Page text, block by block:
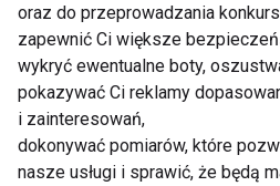
9. W miarę możliwości jak
poświęcać na aktywność
ćwiczenia, pływanie, aerobic,
fizyczne przyspieszają
metabolicznych.
oraz do przeprowadzania
zapewnić Ci większe
wykryć ewentualne boty,
pokazywać Ci reklamy
i zainteresowań,
dokonywać pomiarów, które
nasze usługi i sprawić, że będą